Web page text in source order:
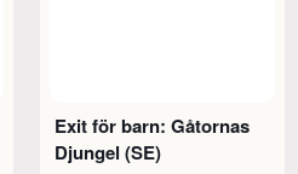
Exit för barn: Gåtornas
Djungel (SE)